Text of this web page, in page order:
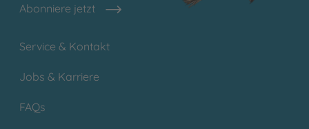
Abonniere jetzt
Service & Kontakt
Jobs & Karriere
FAQs